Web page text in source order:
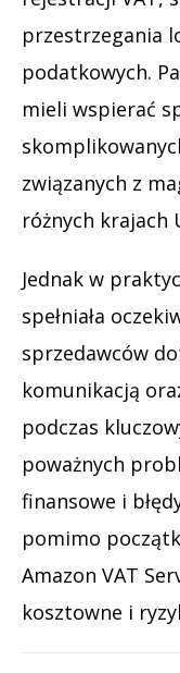
przestrzegania
podatkowych.
mieli wspierać
związanych z
różnych krajach
Jednak w
spełniała
sprzedawców
komunikacją
podczas
poważnych
finansowe i
pomimo
Amazon VAT
kosztowne i